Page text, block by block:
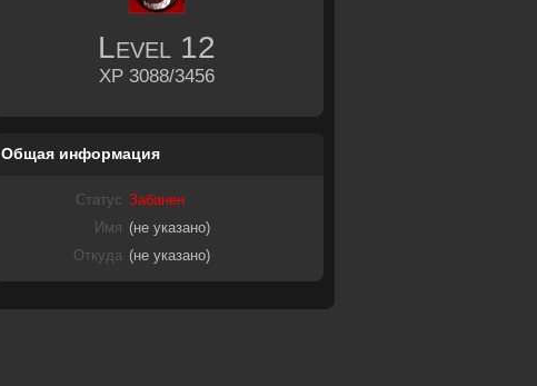
Level 12
XP 3088/3456
Общая информация
Статус Забанен
Имя (не указано)
Откуда (не указано)